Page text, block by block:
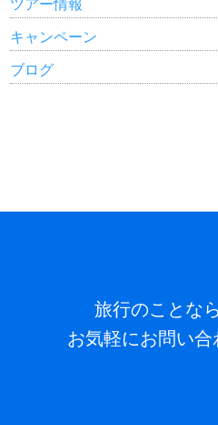
キャンペーン
ブログ
旅行のことな
お気軽にお問い合